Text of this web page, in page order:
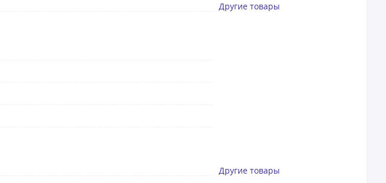
Другие товары
Другие товары